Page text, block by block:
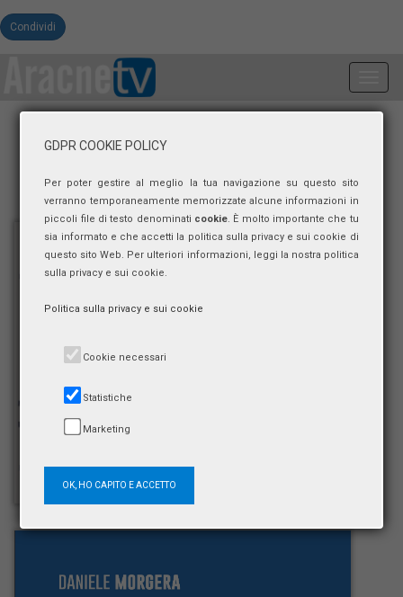
Condividi
GDPR COOKIE POLICY
Per poter gestire al meglio la tua navigazione su questo sito
verranno temporaneamente memorizzate alcune informazioni in
piccoli file di testo denominati cookie. È molto importante che tu
sia informato e che accetti la politica sulla privacy e sui cookie di
questo sito Web. Per ulteriori informazioni, leggi la nostra politica
sulla privacy e sui cookie.
Politica sulla privacy e sui cookie
Cookie necessari
Statistiche
Marketing
OK, HO CAPITO E ACCETTO